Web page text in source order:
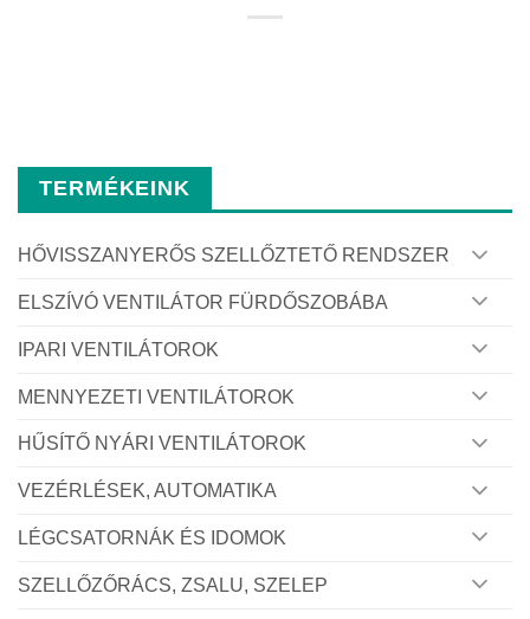
TERMÉKEINK
HŐVISSZANYERŐS SZELLŐZTETŐ RENDSZER
ELSZÍVÓ VENTILÁTOR FÜRDŐSZOBÁBA
IPARI VENTILÁTOROK
MENNYEZETI VENTILÁTOROK
HŰSÍTŐ NYÁRI VENTILÁTOROK
VEZÉRLÉSEK, AUTOMATIKA
LÉGCSATORNÁK ÉS IDOMOK
SZELLŐZŐRÁCS, ZSALU, SZELEP